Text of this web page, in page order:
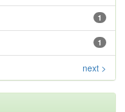
1
1
next >